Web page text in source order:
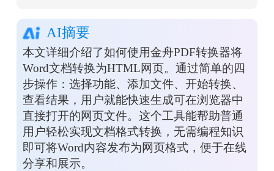
AI摘要
本文详细介绍了如何使用金舟PDF转换器将
Word文档转换为HTML网页。通过简单的四
步操作：选择功能、添加文件、开始转换、
查看结果，用户就能快速生成可在浏览器中
直接打开的网页文件。这个工具能帮助普通
用户轻松实现文档格式转换，无需编程知识
即可将Word内容发布为网页格式，便于在线
分享和展示。